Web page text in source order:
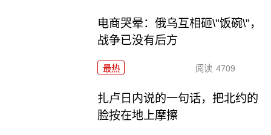
电商哭晕：俄乌互相砸\"饭碗\"，
战争已没有后方
最热 阅读 4709
扎卢日内说的一句话，把北约的
脸按在地上摩擦